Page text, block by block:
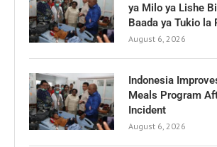
ya Milo ya Lishe
Baada ya Tukio la
August 6, 2026
Indonesia
Meals Program
Incident
August 6, 2026